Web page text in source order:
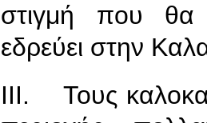
στιγμή που θα
εδρεύει στην
III. Τους